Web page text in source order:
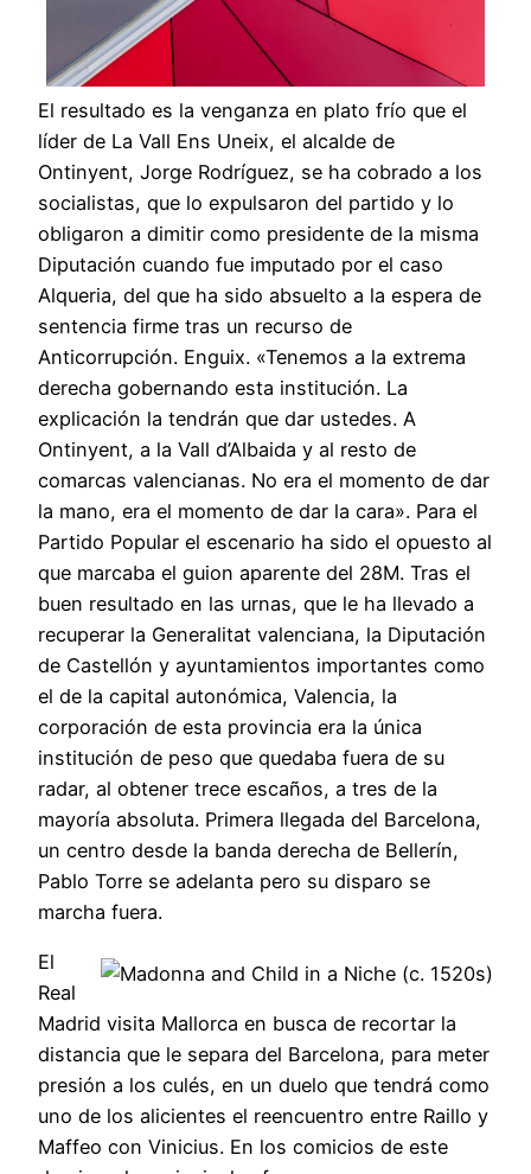
El resultado es la venganza en plato frío que el
líder de La Vall Ens Uneix, el alcalde de
Ontinyent, Jorge Rodríguez, se ha cobrado a los
socialistas, que lo expulsaron del partido y lo
obligaron a dimitir como presidente de la misma
Diputación cuando fue imputado por el caso
Alqueria, del que ha sido absuelto a la espera de
sentencia firme tras un recurso de
Anticorrupción. Enguix. «Tenemos a la extrema
derecha gobernando esta institución. La
explicación la tendrán que dar ustedes. A
Ontinyent, a la Vall d’Albaida y al resto de
comarcas valencianas. No era el momento de dar
la mano, era el momento de dar la cara». Para el
Partido Popular el escenario ha sido el opuesto al
que marcaba el guion aparente del 28M. Tras el
buen resultado en las urnas, que le ha llevado a
recuperar la Generalitat valenciana, la Diputación
de Castellón y ayuntamientos importantes como
el de la capital autonómica, Valencia, la
corporación de esta provincia era la única
institución de peso que quedaba fuera de su
radar, al obtener trece escaños, a tres de la
mayoría absoluta. Primera llegada del Barcelona,
un centro desde la banda derecha de Bellerín,
Pablo Torre se adelanta pero su disparo se
marcha fuera.
El
Real
Madrid visita Mallorca en busca de recortar la
distancia que le separa del Barcelona, para meter
presión a los culés, en un duelo que tendrá como
uno de los alicientes el reencuentro entre Raillo y
Maffeo con Vinicius. En los comicios de este